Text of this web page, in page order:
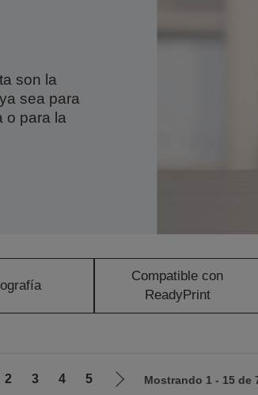
son la
sea para
o para la
Compatible con
ReadyPrint
2 3 4 5
Ir
Mostrando 1 - 15 de